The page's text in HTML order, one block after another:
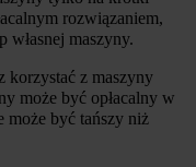
rozwiązaniem,
własnej maszyny.
korzystać z maszyny
może być opłacalny w
może być tańszy niż